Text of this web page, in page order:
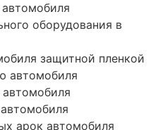
оборудования в
защитной пленкой
автомобиля
арок автомобиля